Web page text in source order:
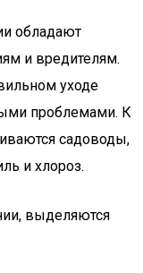
обладают
и вредителям.
уходе
проблемами. К
садоводы,
и хлороз.
выделяются